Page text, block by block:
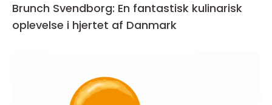
Brunch Svendborg: En fantastisk kulinarisk
oplevelse i hjertet af Danmark